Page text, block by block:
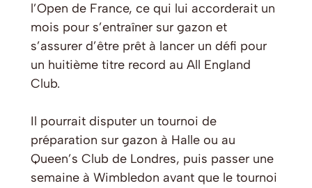
l’Open de France, ce qui lui accorderait un
mois pour s’entraîner sur gazon et
s’assurer d’être prêt à lancer un défi pour
un huitième titre record au All England
Club.
Il pourrait disputer un tournoi de
préparation sur gazon à Halle ou au
Queen’s Club de Londres, puis passer une
semaine à Wimbledon avant que le tournoi